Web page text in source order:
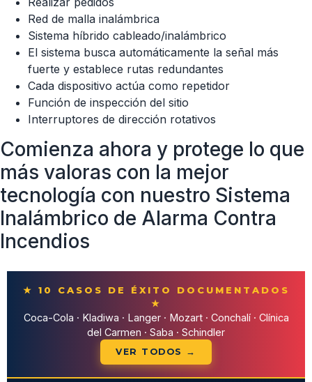
Red de malla inalámbrica
Sistema híbrido cableado/inalámbrico
El sistema busca automáticamente la señal más
fuerte y establece rutas redundantes
Cada dispositivo actúa como repetidor
Función de inspección del sitio
Interruptores de dirección rotativos
Comienza ahora y protege lo que
más valoras con la mejor
tecnología con nuestro Sistema
Inalámbrico de Alarma Contra
Incendios
★ 10 CASOS DE ÉXITO DOCUMENTADOS
★
Coca-Cola · Kladiwa · Langer · Mozart · Conchalí · Clínica
del Carmen · Saba · Schindler
VER TODOS →